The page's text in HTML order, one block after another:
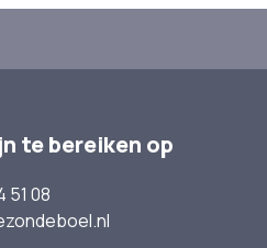
te bereiken op
51 08